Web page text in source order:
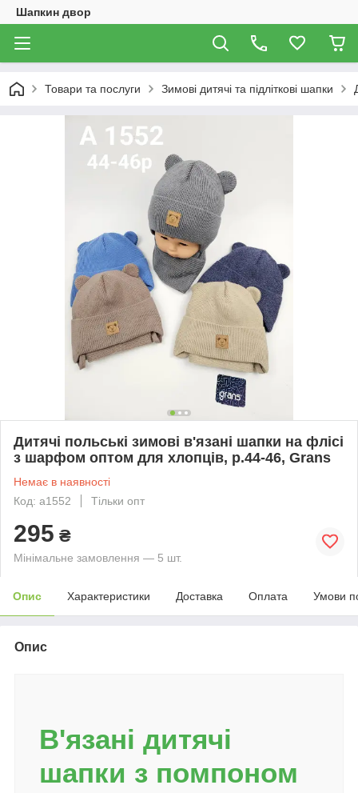
Шапкин двор
Товари та послуги Зимові дитячі та підліткові шапки
Дитячі польські зимові в'язані шапки на флісі
з шарфом оптом для хлопців, р.44-46, Grans
Немає в наявності
Код: a1552
Тільки опт
295 ₴
Мінімальне замовлення — 5 шт.
Опис Характеристики Доставка Оплата Умови
Опис
В'язані дитячі
шапки з помпоном